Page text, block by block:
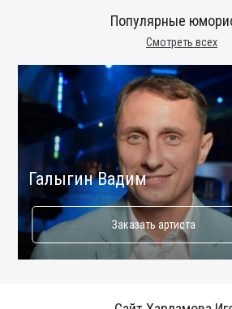
Смотреть всех
Популярные
Галыгин Вадим
Заказать артиста